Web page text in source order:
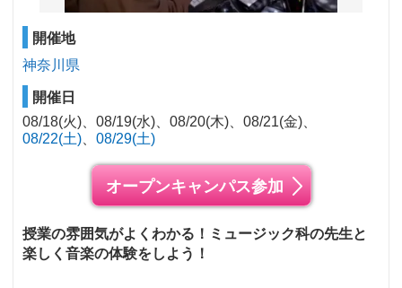
開催地
神奈川県
開催日
08/18(火)
08/19(水) 08/20(木)
08/21(金)
08/22(土)
08/29(土)
オープンキャンパス参加
授業の雰囲気がよくわかる！ミュージック科の先生と
楽しく音楽の体験をしよう！